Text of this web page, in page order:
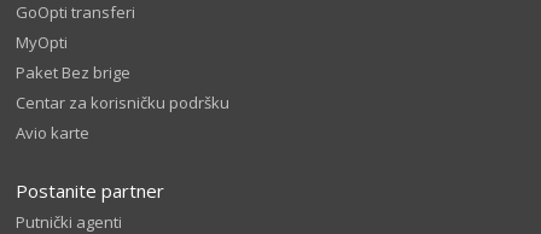
GoOpti transferi
MyOpti
Paket Bez brige
Centar za korisničku podršku
Avio karte
Postanite partner
Putnički agenti